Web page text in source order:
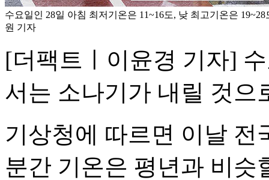
수요일인 28일 아침 최저기온은 11~16도, 낮 최고기온은
원 기자
[더팩트ㅣ이윤경 기자]
서는 소나기가 내릴 것으
기상청에 따르면 이날 전
분간 기온은 평년과 비슷